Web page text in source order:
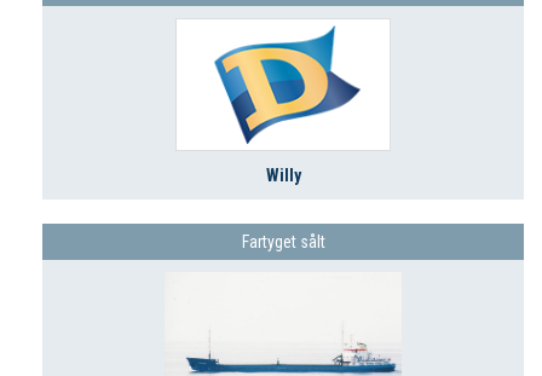
Willy
Fartyget sålt